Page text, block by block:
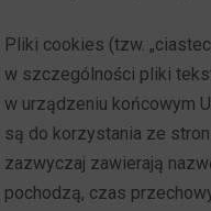
Pliki cookies (tzw.
w szczególności pliki
w urządzeniu końcowym
są do korzystania ze
zazwyczaj zawierają
pochodzą, czas